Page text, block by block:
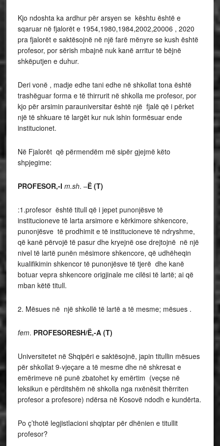
Kjo ndoshta ka ardhur për arsyen se kështu është e
sqaruar në fjalorët e 1954,1980,1984,2002,20006 , 2020
pra fjalorët e saktësojnë në një farë mënyre se kush është
profesor, por sërish mbajnë nuk kanë arritur të bëjnë
shkëputjen e duhur.
Deri vonë , madje edhe tani edhe në shkollat tona është
trashëguar forma e të thirrurit në shkolla me profesor, por
kjo për arsimin parauniversitar është një fjalë që i përket
një të shkuare të largët kur nuk ishin formësuar ende
institucionet.
Në Fjalorët që përmendëm më sipër gjejmë këto
shpjegime:
PROFESOR,-I m.sh. –Ë (T)
:1.profesor është titull që i jepet punonjësve të
institucioneve të larta arsimore e kërkimore shkencore,
punonjësve të prodhimit e të institucioneve të ndryshme,
që kanë përvojë të pasur dhe kryejnë ose drejtojnë në një
nivel të lartë punën mësimore shkencore, që udhëheqin
kualifikimin shkencor të punonjësve të tjerë dhe kanë
botuar vepra shkencore origjinale me cilësi të lartë; ai që
mban këtë titull.
2. Mësues në një shkollë të lartë a të mesme; mësues .
fem. PROFESORESH/Ë,-A (T)
Universitetet në Shqipëri e saktësojnë, japin titullin mësues
për shkollat 9-vjeçare a të mesme dhe në shkresat e
emërimeve në punë zbatohet ky emërtim (veçse në
leksikun e përditshëm në shkolla nga nxënësit thërriten
profesor a profesore) ndërsa në Kosovë ndodh e kundërta.
Po ç’thotë legjistlacioni shqiptar për dhënien e titullit
profesor?